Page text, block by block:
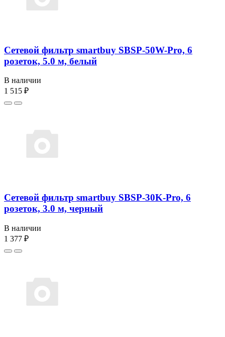
Сетевой фильтр smartbuy SBSP-50W-Pro, 6
розеток, 5.0 м, белый
В наличии
1 515 ₽
Сетевой фильтр smartbuy SBSP-30K-Pro, 6
розеток, 3.0 м, черный
В наличии
1 377 ₽